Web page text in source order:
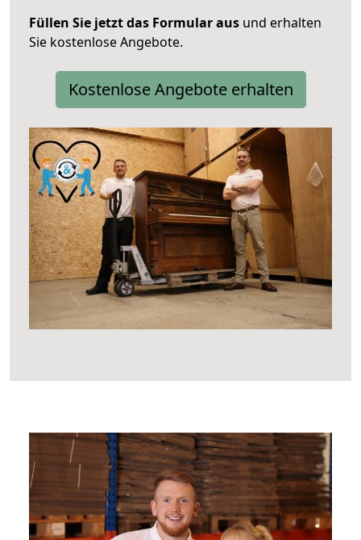
Füllen Sie jetzt das Formular aus und erhalten
Sie kostenlose Angebote.
Kostenlose Angebote erhalten